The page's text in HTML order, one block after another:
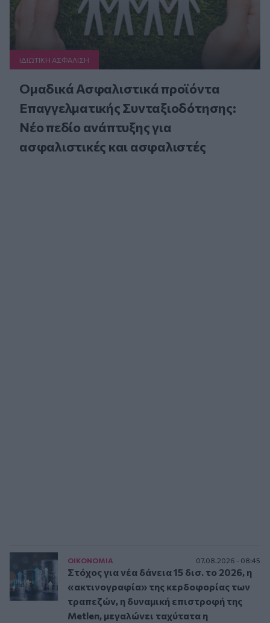
ΙΔΙΩΤΙΚΗ ΑΣΦAΛΙΣΗ
Ομαδικά Ασφαλιστικά προϊόντα
Επαγγελματικής Συνταξιοδότησης:
Νέο πεδίο ανάπτυξης για
ασφαλιστικές και ασφαλιστές
ΟΙΚΟΝΟΜΙΑ 07.08.2026 - 08:45
Στόχος για νέα δάνεια 15 δισ. το 2026, η
«ακτινογραφία» της κερδοφορίας των
τραπεζών, η δυναμική επιστροφή της
Metlen, μεγαλώνει ταχύτατα η